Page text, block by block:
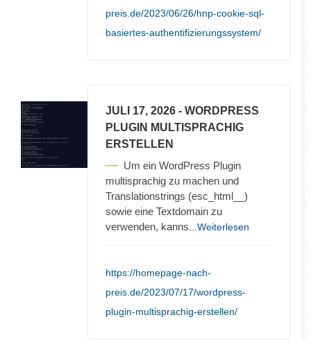
preis.de/2023/06/26/hnp-cookie-sql-
basiertes-authentifizierungssystem/
JULI 17, 2026 - WORDPRESS
PLUGIN MULTISPRACHIG
ERSTELLEN
Um ein WordPress Plugin
multisprachig zu machen und
Translationstrings (esc_html__)
sowie eine Textdomain zu
verwenden, kanns ...Weiterlesen
https://homepage-nach-
preis.de/2023/07/17/wordpress-
plugin-multisprachig-erstellen/